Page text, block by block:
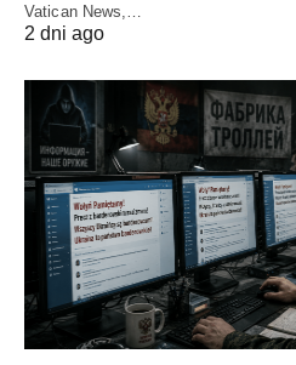
Vatican News,…
2 dni ago